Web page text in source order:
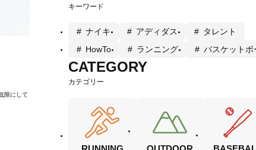
限にして
キーワード
ナイキ アディダス
タレント
HowTo
ランニング バスケットボ
CATEGORY
カテゴリー